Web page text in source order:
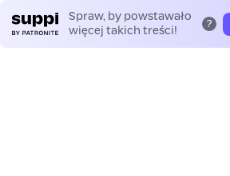
Spraw, by powstawało
więcej takich treści!
?